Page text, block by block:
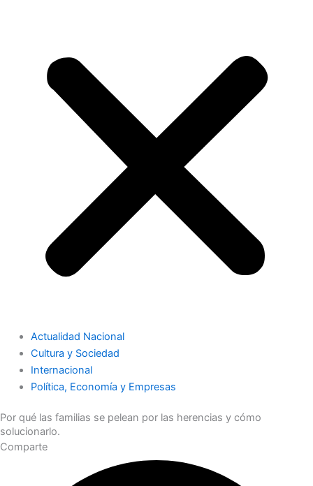
Actualidad Nacional
Cultura y Sociedad
Internacional
Política, Economía y Empresas
Por qué las familias se pelean por las herencias y cómo
solucionarlo.
Comparte